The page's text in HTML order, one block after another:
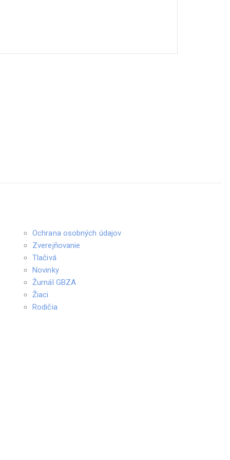
Ochrana osobných údajov
Zverejňovanie
Tlačivá
Novinky
Žurnál GBZA
Žiaci
Rodičia